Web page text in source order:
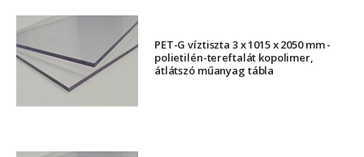
PET-G víztiszta 3 x 1015 x 2050 mm -
polietilén-tereftalát kopolimer,
átlátszó műanyag tábla